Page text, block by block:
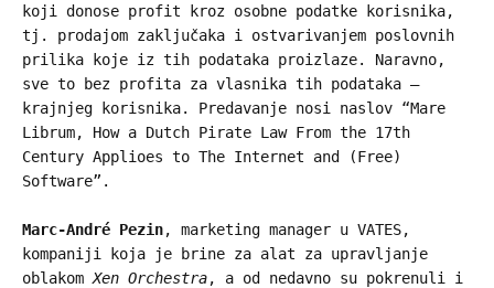
koji donose profit kroz osobne podatke korisnika,
tj. prodajom zaključaka i ostvarivanjem poslovnih
prilika koje iz tih podataka proizlaze. Naravno,
sve to bez profita za vlasnika tih podataka –
krajnjeg korisnika. Predavanje nosi naslov “Mare
Librum, How a Dutch Pirate Law From the 17th
Century Applioes to The Internet and (Free)
Software”.
Marc-André Pezin, marketing manager u VATES,
kompaniji koja je brine za alat za upravljanje
oblakom Xen Orchestra, a od nedavno su pokrenuli i